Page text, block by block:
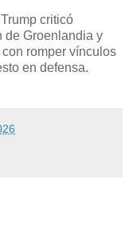
criticó
de Groenlandia y
romper vínculos
en defensa.